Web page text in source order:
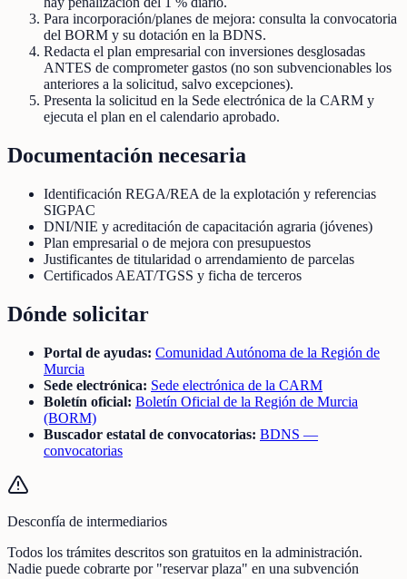
Para incorporación/planes de mejora: consulta la convocatoria
del BORM y su dotación en la BDNS.
Redacta el plan empresarial con inversiones desglosadas
ANTES de comprometer gastos (no son subvencionables los
anteriores a la solicitud, salvo excepciones).
Presenta la solicitud en la Sede electrónica de la CARM y
ejecuta el plan en el calendario aprobado.
Documentación necesaria
Identificación REGA/REA de la explotación y referencias
SIGPAC
DNI/NIE y acreditación de capacitación agraria (jóvenes)
Plan empresarial o de mejora con presupuestos
Justificantes de titularidad o arrendamiento de parcelas
Certificados AEAT/TGSS y ficha de terceros
Dónde solicitar
Portal de ayudas: Comunidad Autónoma de la Región de
Murcia
Sede electrónica: Sede electrónica de la CARM
Boletín oficial: Boletín Oficial de la Región de Murcia
(BORM)
Buscador estatal de convocatorias: BDNS —
convocatorias
Desconfía de intermediarios
Todos los trámites descritos son gratuitos en la administración.
Nadie puede cobrarte por "reservar plaza" en una subvención